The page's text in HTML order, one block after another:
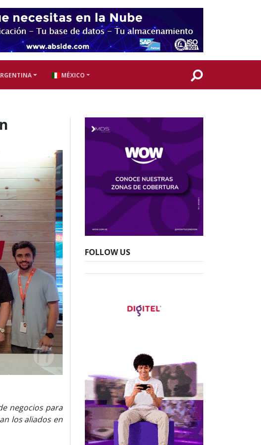
MÉXICO
negocios para
los aliados en
FOLLOW US